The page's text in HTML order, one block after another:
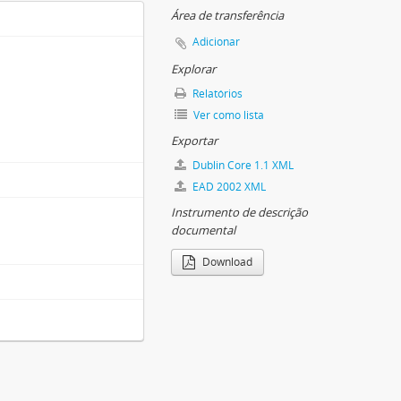
Iroda, 1896–1990
1949–1992
Área de transferência
Adicionar
Explorar
Relatórios
Ver como lista
Exportar
Dublin Core 1.1 XML
EAD 2002 XML
Instrumento de descrição
documental
Download